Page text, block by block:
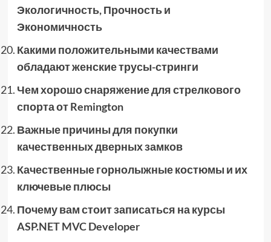
Экологичность, Прочность и
Экономичность
Какими положительными качествами
обладают женские трусы-стринги
Чем хорошо снаряжение для стрелкового
спорта от Remington
Важные причины для покупки
качественных дверных замков
Качественные горнолыжные костюмы и их
ключевые плюсы
Почему вам стоит записаться на курсы
ASP.NET MVC Developer